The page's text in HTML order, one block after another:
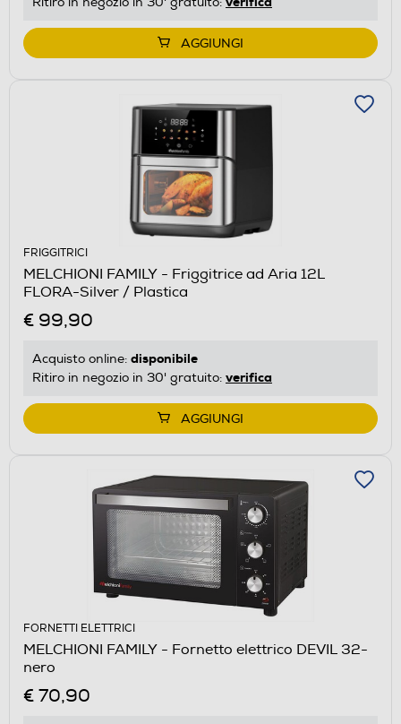
AGGIUNGI
FRIGGITRICI
MELCHIONI FAMILY - Friggitrice ad Aria 12L
FLORA-Silver / Plastica
€ 99,90
Acquisto online: disponibile
Ritiro in negozio in 30' gratuito: verifica
AGGIUNGI
FORNETTI ELETTRICI
MELCHIONI FAMILY - Fornetto elettrico DEVIL 32-
nero
€ 70,90